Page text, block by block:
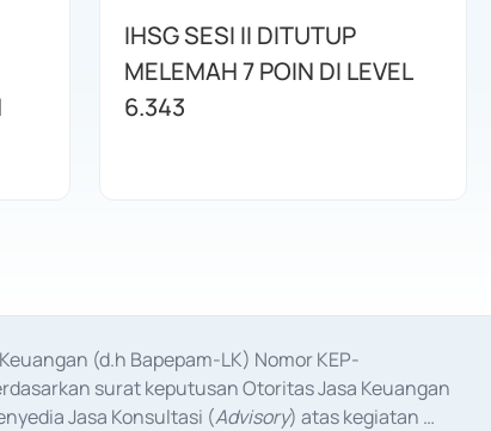
IHSG SESI II DITUTUP
MELEMAH 7 POIN DI LEVEL
6.343
(d.h Bapepam-LK) Nomor KEP-
surat keputusan Otoritas Jasa Keuangan
Jasa Konsultasi (Advisory) atas kegiatan